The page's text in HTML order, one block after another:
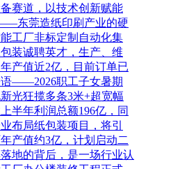
赛道，以技术创新赋能
东莞造纸印刷产业的硬
工厂非标定制自动化集
装诚聘英才，生产、维
产值近2亿，目前订单已
——2026职工子女暑期
光狂揽多条3米+超宽幅
半年利润总额196亿，同
布局纸包装项目，将引
产值约3亿，计划启动二
地的背后，是一场行业认